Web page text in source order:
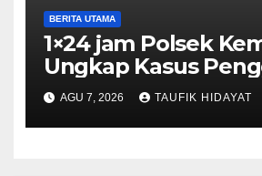
BERITA UTAMA
1×24 jam Polsek
Ungkap Kasus
Motor Bermodus
Aplikasi Kencan,
Dibekuk di Ciputat
AGU 7, 2026 TAUFIK HIDAYAT